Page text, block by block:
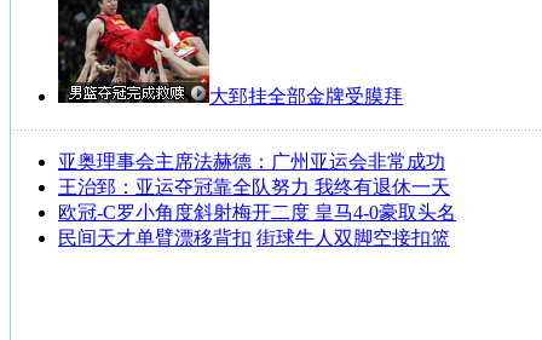
大郅挂全部金牌受膜拜
亚奥理事会主席法赫德：广州亚运会非常成功
王治郅：亚运夺冠靠全队努力 我终有退休一天
欧冠-C罗小角度斜射梅开二度 皇马4-0豪取头名
民间天才单臂漂移背扣 街球牛人双脚空接扣篮